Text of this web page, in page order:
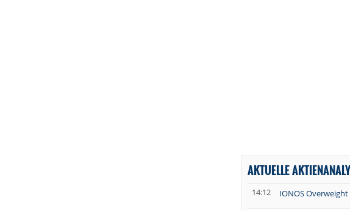
AKTUELLE
14:12 IONOS Overweight